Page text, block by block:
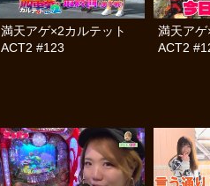
満天アゲ×2カルテット
ACT2 #123
満天ア
ACT2